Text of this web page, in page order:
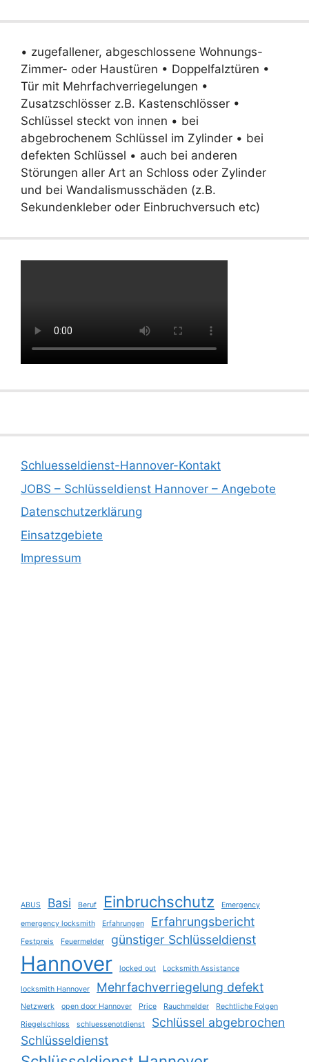
• zugefallener, abgeschlossene Wohnungs-
Zimmer- oder Haustüren • Doppelfalztüren •
Tür mit Mehrfachverriegelungen •
Zusatzschlösser z.B. Kastenschlösser •
Schlüssel steckt von innen • bei
abgebrochenem Schlüssel im Zylinder • bei
defekten Schlüssel • auch bei anderen
Störungen aller Art an Schloss oder Zylinder
und bei Wandalismusschäden (z.B.
Sekundenkleber oder Einbruchversuch etc)
Schluesseldienst-Hannover-Kontakt
JOBS – Schlüsseldienst Hannover – Angebote
Datenschutzerklärung
Einsatzgebiete
Impressum
ABUS Basi Beruf Einbruchschutz Emergency
emergency locksmith Erfahrungen Erfahrungsbericht
Festpreis Feuermelder günstiger Schlüsseldienst
Hannover locked out Locksmith Assistance
locksmith Hannover Mehrfachverriegelung defekt
Netzwerk open door Hannover Price Rauchmelder
Rechtliche Folgen
Riegelschloss
schluessenotdienst
Schlüssel abgebrochen
Schlüsseldienst